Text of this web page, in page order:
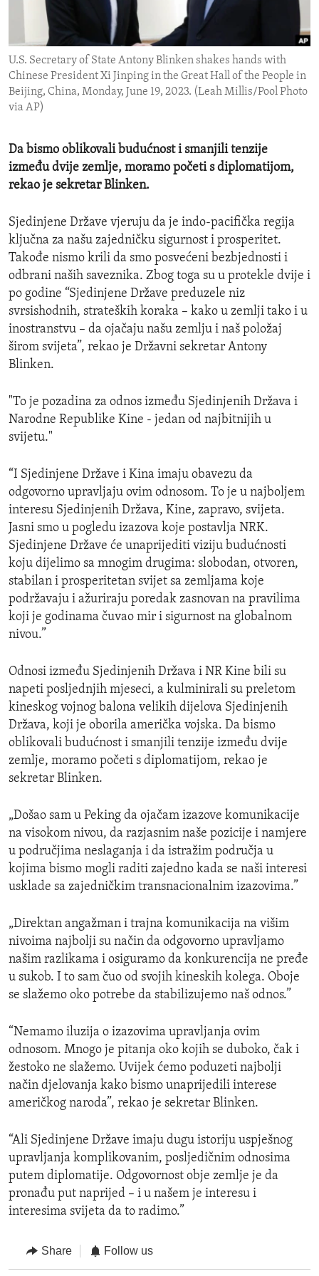
ENVIRONMENT AND HEALTH
IDEALS AND INSTITUTIONS
U.S. Secretary of State Antony Blinken shakes hands with
Chinese President Xi Jinping in the Great Hall of the People in
Beijing, China, Monday, June 19, 2023. (Leah Millis/Pool Photo
via AP)
Da bismo oblikovali budućnost i smanjili tenzije
između dvije zemlje, moramo početi s diplomatijom,
rekao je sekretar Blinken.
Sjedinjene Države vjeruju da je indo-pacifička regija
ključna za našu zajedničku sigurnost i prosperitet.
Takođe nismo krili da smo posvećeni bezbjednosti i
odbrani naših saveznika. Zbog toga su u protekle dvije i
po godine “Sjedinjene Države preduzele niz
svrsishodnih, strateških koraka – kako u zemlji tako i u
inostranstvu – da ojačaju našu zemlju i naš položaj
širom svijeta”, rekao je Državni sekretar Antony
Blinken.
"To je pozadina za odnos između Sjedinjenih Država i
Narodne Republike Kine - jedan od najbitnijih u
svijetu."
“I Sjedinjene Države i Kina imaju obavezu da
odgovorno upravljaju ovim odnosom. To je u najboljem
interesu Sjedinjenih Država, Kine, zapravo, svijeta.
Jasni smo u pogledu izazova koje postavlja NRK.
Sjedinjene Države će unaprijediti viziju budućnosti
koju dijelimo sa mnogim drugima: slobodan, otvoren,
stabilan i prosperitetan svijet sa zemljama koje
podržavaju i ažuriraju poredak zasnovan na pravilima
koji je godinama čuvao mir i sigurnost na globalnom
nivou.”
Odnosi između Sjedinjenih Država i NR Kine bili su
napeti posljednjih mjeseci, a kulminirali su preletom
kineskog vojnog balona velikih dijelova Sjedinjenih
Država, koji je oborila američka vojska. Da bismo
oblikovali budućnost i smanjili tenzije između dvije
zemlje, moramo početi s diplomatijom, rekao je
sekretar Blinken.
„Došao sam u Peking da ojačam izazove komunikacije
na visokom nivou, da razjasnim naše pozicije i namjere
u područjima neslaganja i da istražim područja u
kojima bismo mogli raditi zajedno kada se naši interesi
usklade sa zajedničkim transnacionalnim izazovima.”
„Direktan angažman i trajna komunikacija na višim
nivoima najbolji su način da odgovorno upravljamo
našim razlikama i osiguramo da konkurencija ne pređe
u sukob. I to sam čuo od svojih kineskih kolega. Oboje
se slažemo oko potrebe da stabilizujemo naš odnos.”
“Nemamo iluzija o izazovima upravljanja ovim
odnosom. Mnogo je pitanja oko kojih se duboko, čak i
žestoko ne slažemo. Uvijek ćemo poduzeti najbolji
način djelovanja kako bismo unaprijedili interese
američkog naroda”, rekao je sekretar Blinken.
“Ali Sjedinjene Države imaju dugu istoriju uspješnog
upravljanja komplikovanim, posljedičnim odnosima
putem diplomatije. Odgovornost obje zemlje je da
pronađu put naprijed – i u našem je interesu i
interesima svijeta da to radimo.”
Share Follow us